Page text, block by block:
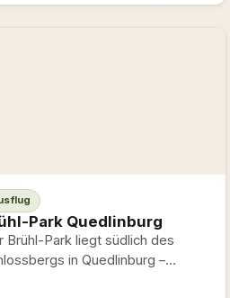
Park Quedlinburg
Brühl-Park liegt südlich des
in Quedlinburg –